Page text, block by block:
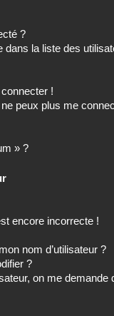
?
dans la liste des
!
peux plus me
» ?
encore incorrecte !
nom d’utilisateur ?
?
on me demande